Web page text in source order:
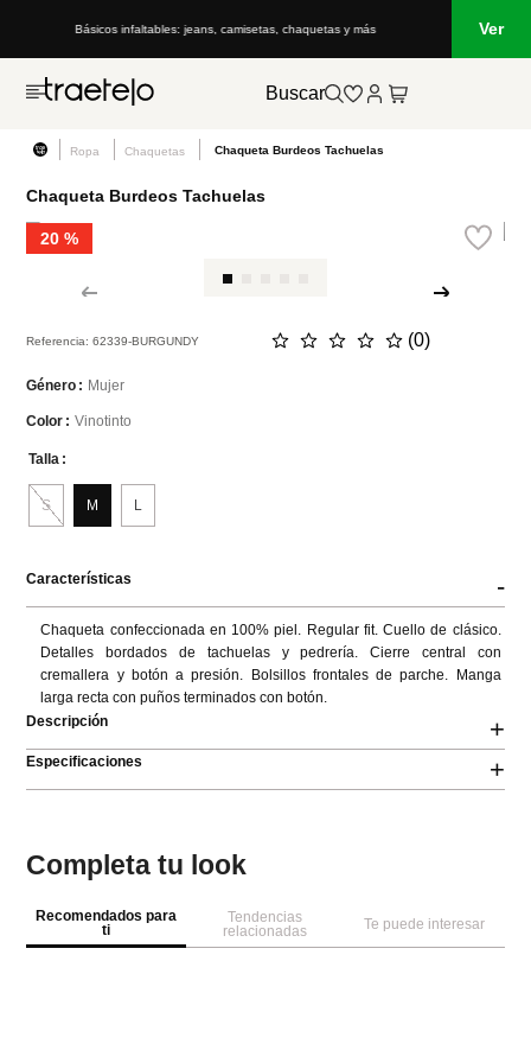
Básicos infaltables: jeans, camisetas, chaquetas y más Ver
Buscar
Ropa Chaquetas Chaqueta Burdeos Tachuelas
Chaqueta Burdeos Tachuelas
20 %
Referencia:62339-BURGUNDY ☆ ☆ ☆ ☆ ☆ (0)
Género Mujer
Color Vinotinto
Talla
L
M
S
Características -
Chaqueta confeccionada en 100% piel. Regular fit. Cuello de clásico.
Detalles bordados de tachuelas y pedrería. Cierre central con
cremallera y botón a presión. Bolsillos frontales de parche. Manga
larga recta con puños terminados con botón.
Descripción
+
Especificaciones +
Completa tu look
Recomendados para
ti
Tendencias
relacionadas
Te puede interesar